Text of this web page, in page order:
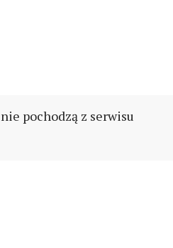
pochodzą z serwisu